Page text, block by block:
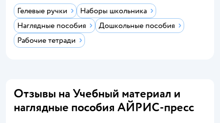
Гелевые ручки
Наборы школьника
Наглядные пособия
Дошкольные пособия
Рабочие тетради
Отзывы на Учебный материал и
наглядные пособия АЙРИС-пресс